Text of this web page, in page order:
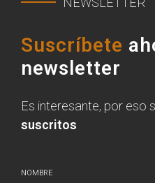
Suscríbete
newsletter
Es interesante, por eso
suscritos
NOMBRE